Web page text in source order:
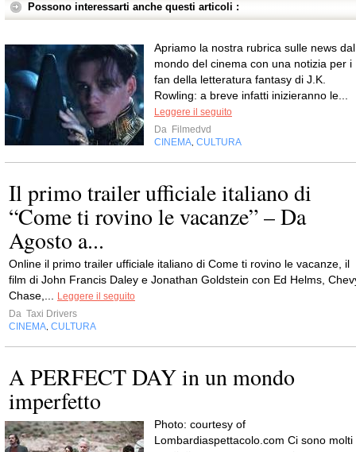
Possono interessarti anche questi articoli :
Apriamo la nostra rubrica sulle news dal
mondo del cinema con una notizia per i
fan della letteratura fantasy di J.K.
Rowling: a breve infatti inizieranno le...
Leggere il seguito
Da Filmedvd
CINEMA CULTURA
Il primo trailer ufficiale italiano di
“Come ti rovino le vacanze” – Da
Agosto a...
Online il primo trailer ufficiale italiano di Come ti rovino le vacanze, il
film di John Francis Daley e Jonathan Goldstein con Ed Helms,
Chase,...
Leggere il seguito
Da Taxi Drivers
CINEMA CULTURA
A PERFECT DAY in un mondo
imperfetto
Photo: courtesy of
Lombardiaspettacolo.com Ci sono molti